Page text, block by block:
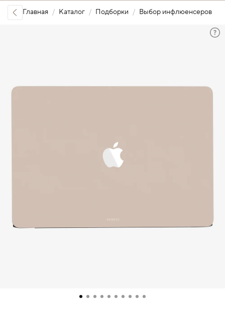
Главная Каталог Подборки Выбор инфлюенсеров